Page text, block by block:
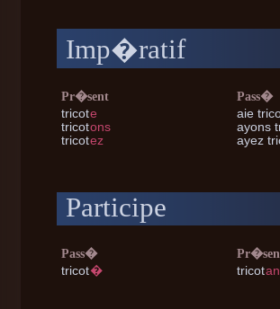
Imp�ratif
Pr�sent
tricote
tricotons
tricotez
Pass�
aie
ayons
ayez
Participe
Pass�
tricot�
tricot